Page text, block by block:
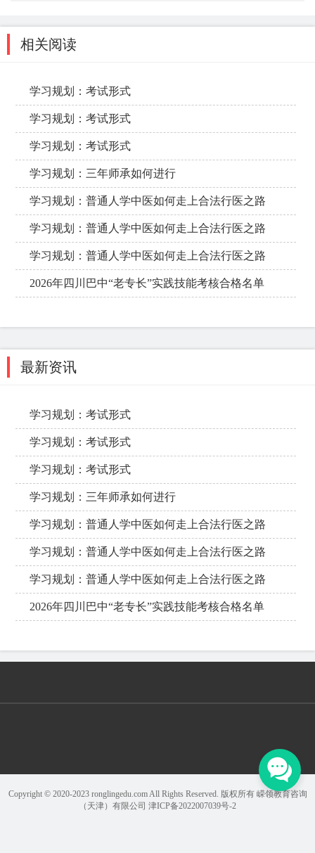
相关阅读
学习规划：考试形式
学习规划：考试形式
学习规划：考试形式
学习规划：三年师承如何进行
学习规划：普通人学中医如何走上合法行医之路
学习规划：普通人学中医如何走上合法行医之路
学习规划：普通人学中医如何走上合法行医之路
2026年四川巴中“老专长”实践技能考核合格名单
最新资讯
学习规划：考试形式
学习规划：考试形式
学习规划：考试形式
学习规划：三年师承如何进行
学习规划：普通人学中医如何走上合法行医之路
学习规划：普通人学中医如何走上合法行医之路
学习规划：普通人学中医如何走上合法行医之路
2026年四川巴中“老专长”实践技能考核合格名单
Copyright © 2020-2023 ronglingedu.com All Rights Reserved. 版权所有 嵘领教育咨询
（天津）有限公司 津ICP备2022007039号-2